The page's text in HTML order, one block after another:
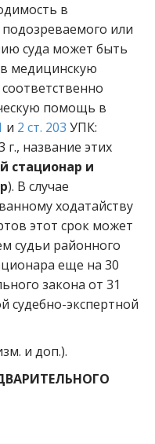
в
или
суда может быть
медицинскую
помощь в
и 2 ст. 203 УПК:
название этих
стационар и
). В случае
ходатайству
этот срок может
судьи районного
еще на 30
закона от 31
судебно-экспертной
и доп.).